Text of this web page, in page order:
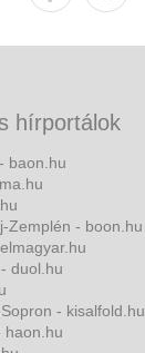
hírportálok
baon.hu
Zemplén - boon.hu
duol.hu
- kisalfold.hu
haon.hu